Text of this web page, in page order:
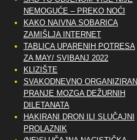
NEMOGUĆE – PREKO NOĆI
KAKO NAIVNA SOBARICA
ZAMIŠLJA INTERNET
TABLICA UPARENIH POTRESA
ZA MAY/ SVIBANJ 2022
KLIZIŠTE
SVAKODNEVNO
PRANJE MOZGA DEŽURNIH
DILETANATA
HAKIRANI DRON ILI SLUČAJNI
PROLAZNIK